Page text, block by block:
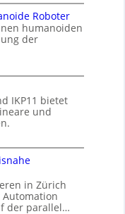
Roboter
humanoiden
der
IKP11 bietet
und
in Zürich
der parallel…